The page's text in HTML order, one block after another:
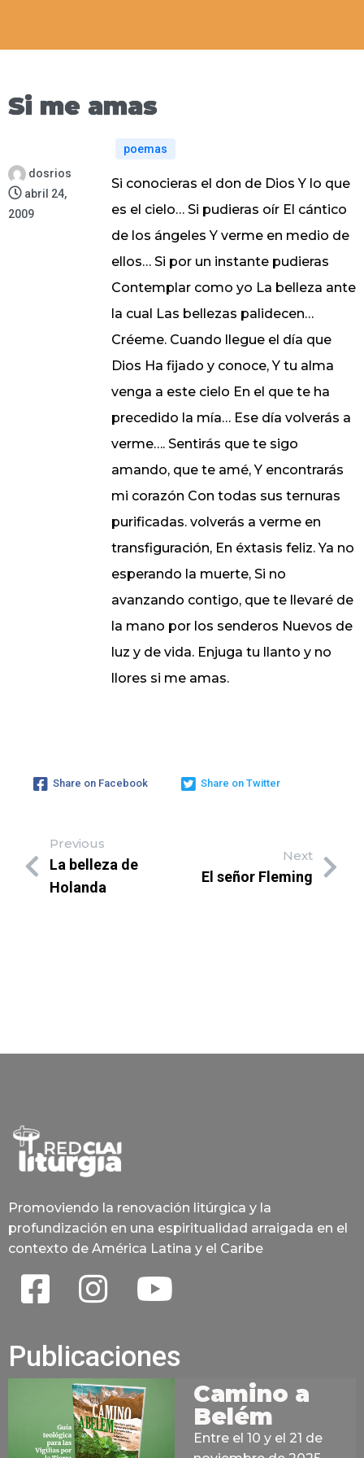
Si me amas
dosrios
abril 24,
2009
poemas
Si conocieras el don de Dios Y lo que
es el cielo… Si pudieras oír El cántico
de los ángeles Y verme en medio de
ellos… Si por un instante pudieras
Contemplar como yo La belleza ante
la cual Las bellezas palidecen…
Créeme. Cuando llegue el día que
Dios Ha fijado y conoce, Y tu alma
venga a este cielo En el que te ha
precedido la mía… Ese día volverás a
verme…. Sentirás que te sigo
amando, que te amé, Y encontrarás
mi corazón Con todas sus ternuras
purificadas. volverás a verme en
transfiguración, En éxtasis feliz. Ya no
esperando la muerte, Si no
avanzando contigo, que te llevaré de
la mano por los senderos Nuevos de
luz y de vida. Enjuga tu llanto y no
llores si me amas.
Share on Facebook Share on Twitter
Previous
La belleza de
Holanda
Next
El señor Fleming
Promoviendo la renovación litúrgica y la
profundización en una espiritualidad arraigada en el
contexto de América Latina y el Caribe
Publicaciones
Camino a
Belém
Entre el 10 y el 21 de